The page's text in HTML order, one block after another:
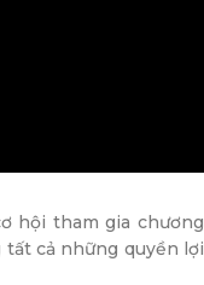
hội tham gia chương
cả những quyền lợi